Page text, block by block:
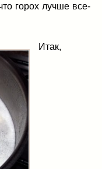
горох лучше все-
Итак,